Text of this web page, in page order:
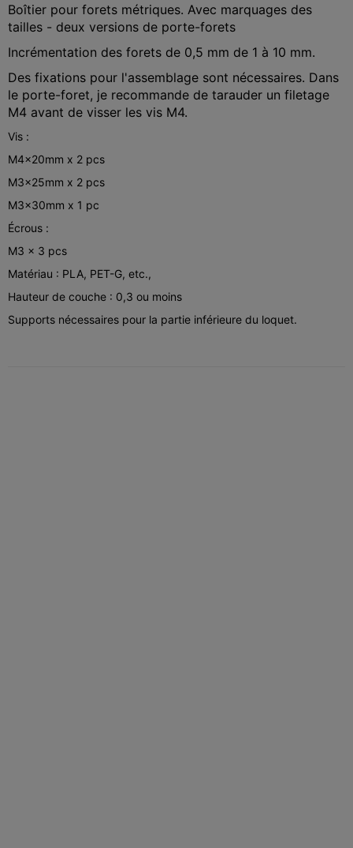
Boîtier pour forets métriques. Avec marquages des
tailles - deux versions de porte-forets
Incrémentation des forets de 0,5 mm de 1 à 10 mm.
Des fixations pour l'assemblage sont nécessaires. Dans
le porte-foret, je recommande de tarauder un filetage
M4 avant de visser les vis M4.
Vis :
M4x20mm x 2 pcs
M3x25mm x 2 pcs
M3x30mm x 1 pc
Écrous :
M3 x 3 pcs
Matériau : PLA, PET-G, etc.,
Hauteur de couche : 0,3 ou moins
Supports nécessaires pour la partie inférieure du loquet.